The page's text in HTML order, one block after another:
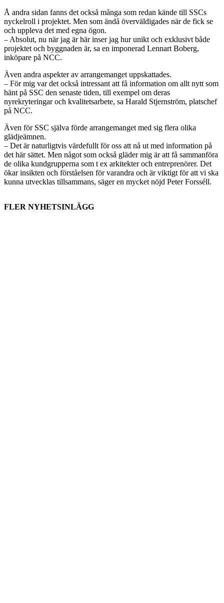
Å andra sidan fanns det också många som redan kände till SSCs
nyckelroll i projektet. Men som ändå överväldigades när de fick se
och uppleva det med egna ögon.
– Absolut, nu när jag är här inser jag hur unikt och exklusivt både
projektet och byggnaden är, sa en imponerad Lennart Boberg,
inköpare på NCC.
Även andra aspekter av arrangemanget uppskattades.
– För mig var det också intressant att få information om allt nytt som
hänt på SSC den senaste tiden, till exempel om deras
nyrekryteringar och kvalitetsarbete, sa Harald Stjernström, platschef
på NCC.
Även för SSC själva förde arrangemanget med sig flera olika
glädjeämnen.
– Det är naturligtvis värdefullt för oss att nå ut med information på
det här sättet. Men något som också gläder mig är att få sammanföra
de olika kundgrupperna som t ex arkitekter och entreprenörer. Det
ökar insikten och förståelsen för varandra och är viktigt för att vi ska
kunna utvecklas tillsammans, säger en mycket nöjd Peter Forsséll.
FLER NYHETSINLÄGG